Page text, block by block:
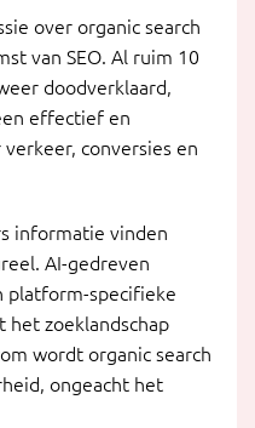
over organic search
van SEO. Al ruim 10
doodverklaard,
effectief en
conversies en
informatie vinden
AI-gedreven
platform-specifieke
het zoeklandschap
wordt organic search
ongeacht het